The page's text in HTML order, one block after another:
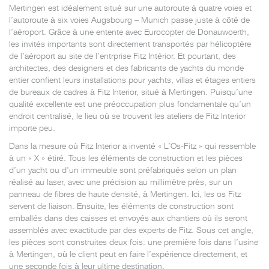
Mertingen est idéalement situé sur une autoroute à quatre voies et
l’autoroute à six voies Augsbourg – Munich passe juste à côté de
l’aéroport. Grâce à une entente avec Eurocopter de Donauwoerth,
les invités importants sont directement transportés par hélicoptère
de l’aéroport au site de l’entrprise Fitz Intérior. Et pourtant, des
architectes, des designers et des fabricants de yachts du monde
entier confient leurs installations pour yachts, villas et étages entiers
de bureaux de cadres à Fitz Interior, situé à Mertingen. Puisqu’une
qualité excellente est une préoccupation plus fondamentale qu’un
endroit centralisé, le lieu où se trouvent les ateliers de Fitz Interior
importe peu.
Dans la mesure où Fitz Interior a inventé « L’Os-Fitz » qui ressemble
à un « X » étiré. Tous les éléments de construction et les pièces
d’un yacht ou d’un immeuble sont préfabriqués selon un plan
réalisé au laser, avec une précision au millimètre près, sur un
panneau de fibres de haute densité, à Mertingen. Ici, les os Fitz
servent de liaison. Ensuite, les éléments de construction sont
emballés dans des caisses et envoyés aux chantiers où ils seront
assemblés avec exactitude par des experts de Fitz. Sous cet angle,
les pièces sont construites deux fois: une première fois dans l’usine
à Mertingen, où le client peut en faire l’expérience directement, et
une seconde fois à leur ultime destination.